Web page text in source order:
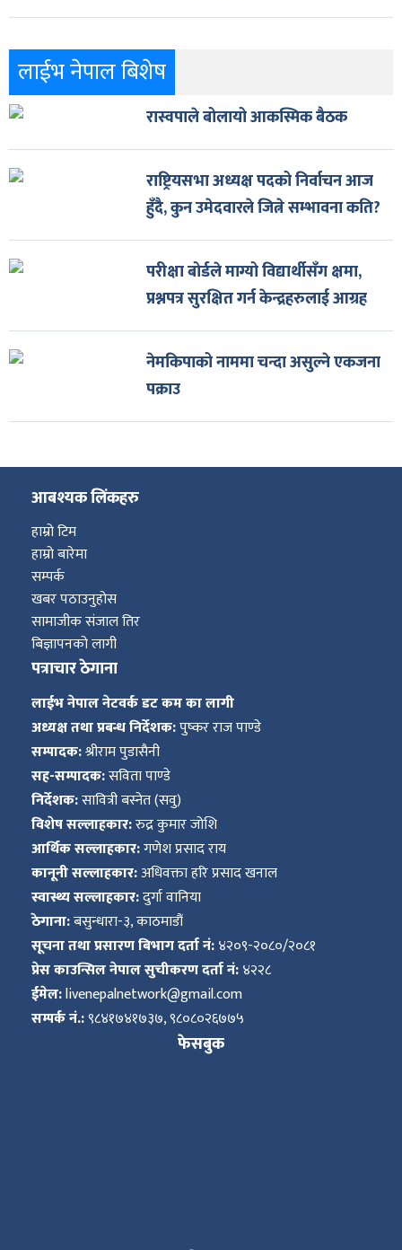
लाईभ नेपाल बिशेष
रास्वपाले बोलायो आकस्मिक बैठक
राष्ट्रियसभा अध्यक्ष पदको निर्वाचन आज
हुँदै, कुन उमेदवारले जित्ने सम्भावना कति?
परीक्षा बोर्डले माग्यो विद्यार्थीसँग क्षमा,
प्रश्नपत्र सुरक्षित गर्न केन्द्रहरुलाई आग्रह
नेमकिपाको नाममा चन्दा असुल्ने एकजना
पक्राउ
आबश्यक लिंकहरु
हाम्रो टिम
हाम्रो बारेमा
सम्पर्क
खबर पठाउनुहोस
सामाजीक संजाल तिर
बिज्ञापनको लागी
पत्राचार ठेगाना
लाईभ नेपाल नेटवर्क डट कम का लागी
अध्यक्ष तथा प्रबन्ध निर्देशक:पुष्कर राज पाण्डे
सम्पादक:श्रीराम पुडासैनी
सह-सम्पादक:सविता पाण्डे
निर्देशक:सावित्री बस्नेत (सवु)
विशेष सल्लाहकार:रुद्र कुमार जोशि
आर्थिक सल्लाहकार:गणेश प्रसाद राय
कानूनी सल्लाहकार:अधिवक्ता हरि प्रसाद खनाल
स्वास्थ्य सल्लाहकार:दुर्गा वानिया
ठेगाना:बसुन्धारा-३, काठमाडौं
सूचना तथा प्रसारण बिभाग दर्ता नं:४२०९-२०८०/२०८१
प्रेस काउन्सिल नेपाल सुचीकरण दर्ता नं:४२२८
ईमेल:livenepalnetwork@gmail.com
सम्पर्क नं.:९८४१७४१७३७, ९८०८०२६७७५
फेसबुक